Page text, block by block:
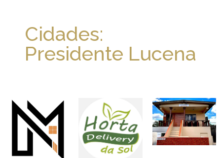
Cidades:
Presidente Lucena